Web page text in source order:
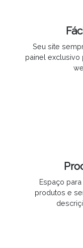
Seu site
painel exclusivo
Espaço
produtos e